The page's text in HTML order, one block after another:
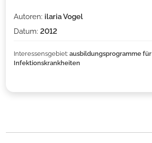
Autoren: ilaria Vogel
Datum: 2012
Interessensgebiet: ausbildungsprogramme für
Infektionskrankheiten